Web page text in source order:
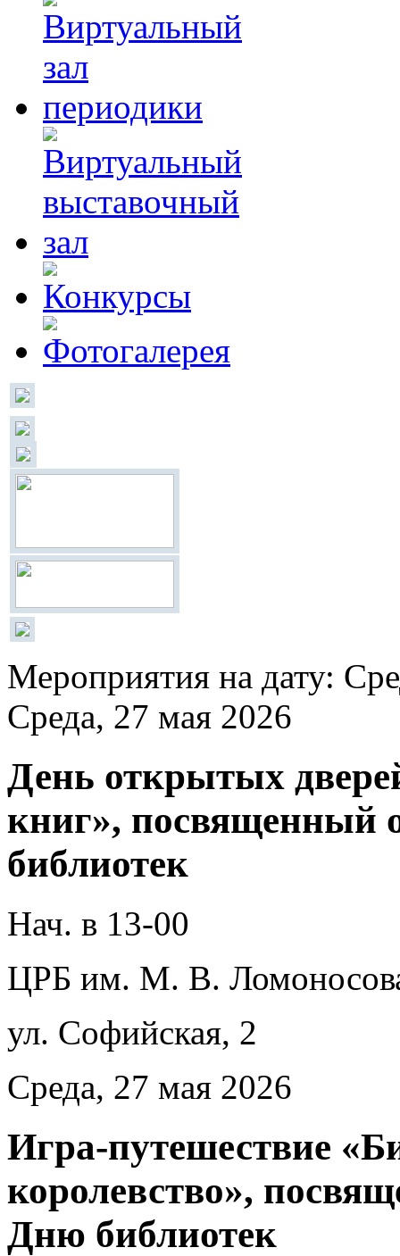
Мероприятия на дату:
Среда, 27 мая 2026
День открытых
книг», посвященный
библиотек
Нач. в 13-00
ЦРБ им. М. В.
ул. Софийская, 2
Среда, 27 мая 2026
Игра-путешествие
королевство»,
Дню библиотек